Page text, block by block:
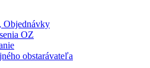
Objednávky
OZ
obstarávateľa